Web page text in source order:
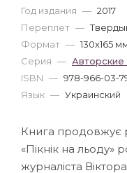
Год издания — 2017
Переплет —
Формат — 130x165
Серия — Авторские
ISBN — 978-966-03-
Язык — Украинский
Книга продовжує
«Пікнік на льоду»
журналіста